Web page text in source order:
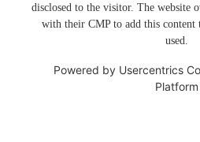
disclosed to the visitor. The website
with their CMP to add this content
used.
Powered by Usercentrics
Platform